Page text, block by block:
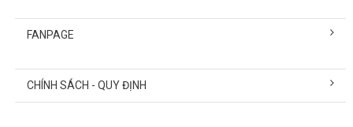
FANPAGE
CHÍNH SÁCH - QUY ĐỊNH